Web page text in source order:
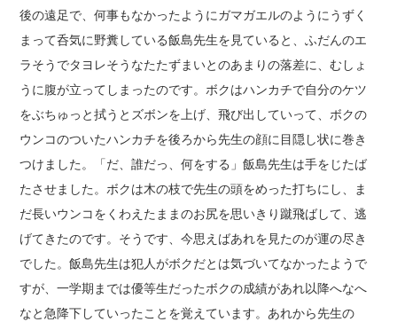
後の遠足で、何事もなかったようにガマガエルのようにうずく
まって呑気に野糞している飯島先生を見ていると、ふだんのエ
ラそうでタヨレそうなたたずまいとのあまりの落差に、むしょ
うに腹が立ってしまったのです。ボクはハンカチで自分のケツ
をぶちゅっと拭うとズボンを上げ、飛び出していって、ボクの
ウンコのついたハンカチを後ろから先生の顔に目隠し状に巻き
つけました。「だ、誰だっ、何をする」飯島先生は手をじたば
たさせました。ボクは木の枝で先生の頭をめった打ちにし、ま
だ長いウンコをくわえたままのお尻を思いきり蹴飛ばして、逃
げてきたのです。そうです、今思えばあれを見たのが運の尽き
でした。飯島先生は犯人がボクだとは気づいてなかったようで
すが、一学期までは優等生だったボクの成績があれ以降へなへ
なと急降下していったことを覚えています。あれから先生の